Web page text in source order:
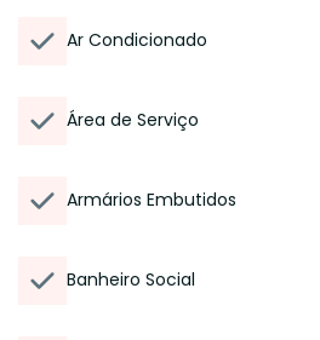
Ar Condicionado
Área de Serviço
Armários Embutidos
Banheiro Social